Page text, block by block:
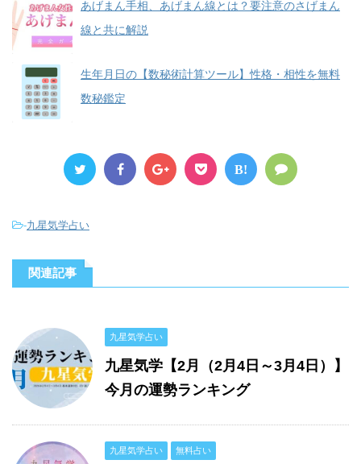
あげまん手相、あげまん線とは？要注意のさげまん
線と共に解説
生年月日の【数秘術計算ツール】性格・相性を無料
数秘鑑定
B!
-九星気学占い
関連記事
九星気学占い
九星気学【2月（2月4日～3月4日）】
今月の運勢ランキング
九星気学占い 無料占い